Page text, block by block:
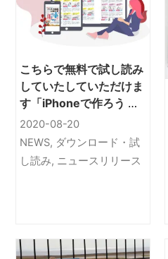
こちらで無料で試し読み
していたしていただけま
す「iPhoneで作ろう ビ
ジネス動画の教科書」
2020-08-20
NEWS, ダウンロード・試
し読み, ニュースリリース